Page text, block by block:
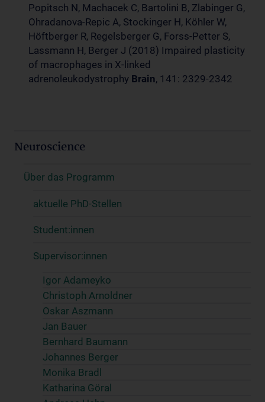
Popitsch N, Machacek C, Bartolini B, Zlabinger G,
Ohradanova-Repic A, Stockinger H, Köhler W,
Höftberger R, Regelsberger G, Forss-Petter S,
Lassmann H, Berger J (2018) Impaired plasticity
of macrophages in X-linked
adrenoleukodystrophy Brain, 141: 2329-2342
Neuroscience
Über das Programm
aktuelle PhD-Stellen
Student:innen
Supervisor:innen
Igor Adameyko
Christoph Arnoldner
Oskar Aszmann
Jan Bauer
Bernhard Baumann
Johannes Berger
Monika Bradl
Katharina Göral